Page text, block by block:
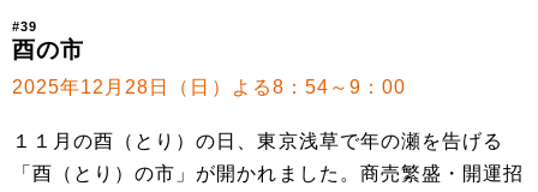
#39
酉の市
2025年12月28日（日）よる8：54～9：00
１１月の酉（とり）の日、東京浅草で年の瀬を告げる
「酉（とり）の市」が開かれました。商売繁盛・開運招